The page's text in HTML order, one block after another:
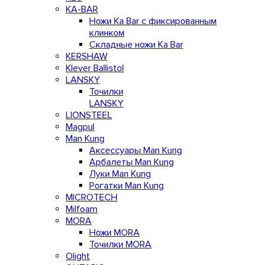
KA-BAR
Ножи Ka Bar c фиксированным
клинком
Складные ножи Ka Bar
KERSHAW
Klever Ballistol
LANSKY
Точилки
LANSKY
LIONSTEEL
Magpul
Man Kung
Аксессуары Man Kung
Арбалеты Man Kung
Луки Man Kung
Рогатки Man Kung
MICROTECH
Milfoam
MORA
Ножи MORA
Точилки MORA
Olight